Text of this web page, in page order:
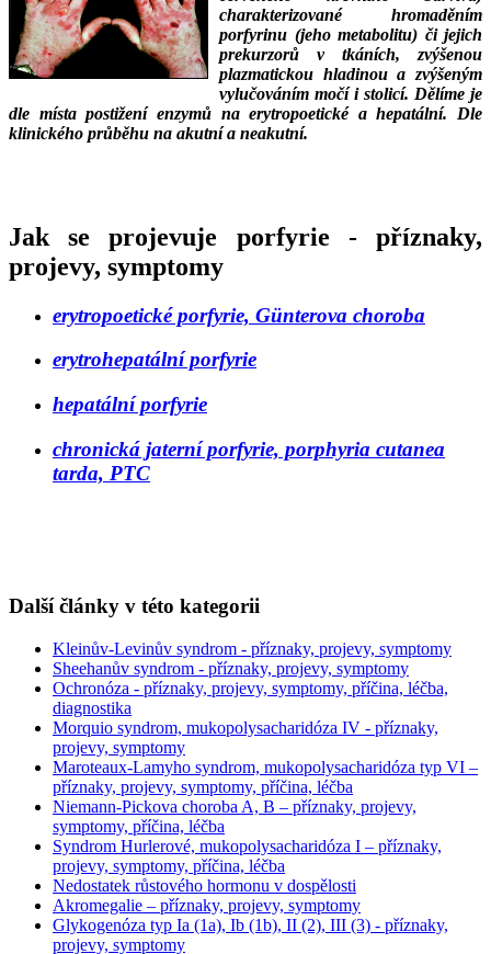
charakterizované hromaděním
porfyrinu (jeho metabolitu) či jejich
prekurzorů v tkáních, zvýšenou
plazmatickou hladinou a zvýšeným
vylučováním močí i stolicí. Dělíme je
dle místa postižení enzymů na erytropoetické a hepatální. Dle
klinického průběhu na akutní a neakutní.
Jak se projevuje porfyrie - příznaky,
projevy, symptomy
erytropoetické porfyrie, Günterova choroba
erytrohepatální porfyrie
hepatální porfyrie
chronická jaterní porfyrie, porphyria cutanea
tarda, PTC
Další články v této kategorii
Kleinův-Levinův syndrom - příznaky, projevy, symptomy
Sheehanův syndrom - příznaky, projevy, symptomy
Ochronóza - příznaky, projevy, symptomy, příčina, léčba,
diagnostika
Morquio syndrom, mukopolysacharidóza IV - příznaky,
projevy, symptomy
Maroteaux-Lamyho syndrom, mukopolysacharidóza typ VI –
příznaky, projevy, symptomy, příčina, léčba
Niemann-Pickova choroba A, B – příznaky, projevy,
symptomy, příčina, léčba
Syndrom Hurlerové, mukopolysacharidóza I – příznaky,
projevy, symptomy, příčina, léčba
Nedostatek růstového hormonu v dospělosti
Akromegalie – příznaky, projevy, symptomy
Glykogenóza typ Ia (1a), Ib (1b), II (2), III (3) - příznaky,
projevy, symptomy